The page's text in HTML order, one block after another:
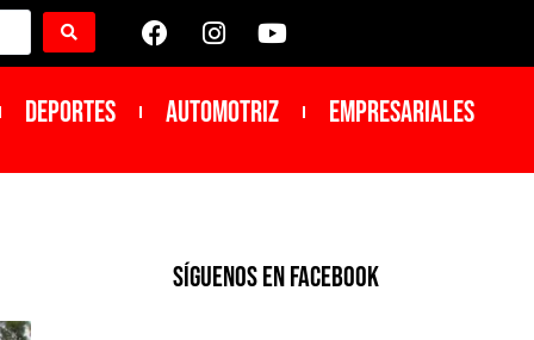
DEPORTES Automotriz Empresariales
SíGUENOS EN FACEBOOK